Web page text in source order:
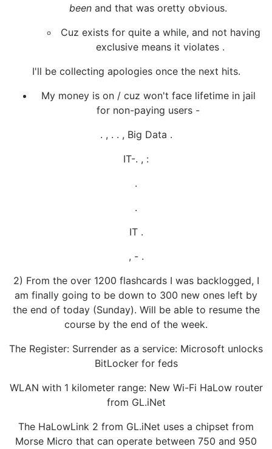
been and that was oretty obvious.
Cuz exists for quite a while, and not having
exclusive means it violates .
I'll be collecting apologies once the next hits.
My money is on / cuz won't face lifetime in jail
for non-paying users -
. , . . , Big Data .
IT-. , :
.
.
IT .
, - .
2) From the over 1200 flashcards I was backlogged, I
am finally going to be down to 300 new ones left by
the end of today (Sunday). Will be able to resume the
course by the end of the week.
The Register: Surrender as a service: Microsoft unlocks
BitLocker for feds
WLAN with 1 kilometer range: New Wi-Fi HaLow router
from GL.iNet
The HaLowLink 2 from GL.iNet uses a chipset from
Morse Micro that can operate between 750 and 950